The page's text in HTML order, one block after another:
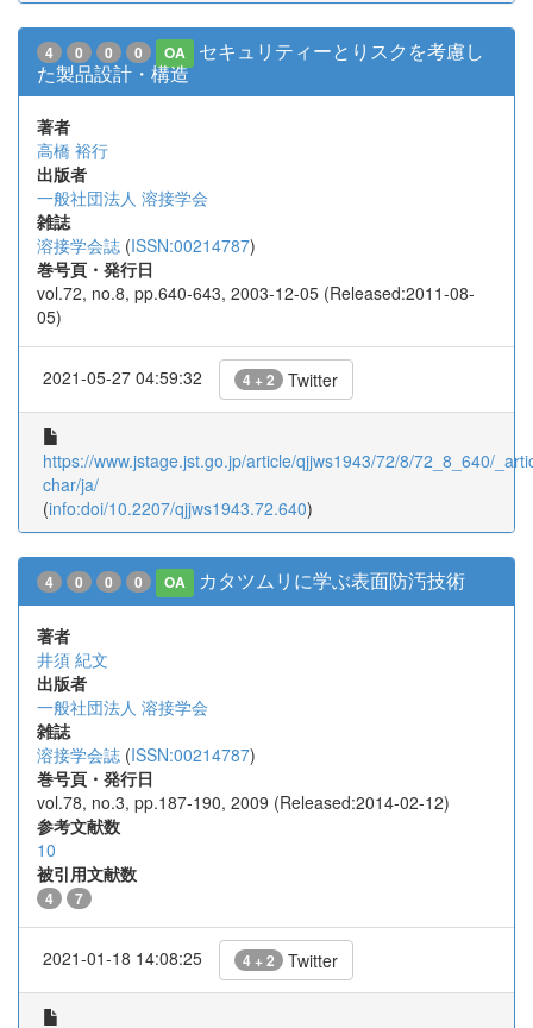
4 0 0 0 OA
セキュリティーとりスクを考慮し
た製品設計・構造
著者
高橋 裕行
出版者
一般社団法人 溶接学会
雑誌
溶接学会誌 (ISSN:00214787)
巻号頁・発行日
vol.72, no.8, pp.640-643, 2003-12-05 (Released:2011-08-
05)
2021-05-27 04:59:32 4 + 2 Twitter
https://www.jstage.jst.go.jp/article/qjjws1943/72/8/72_8_640/
char/ja/
(info:doi/10.2207/qjjws1943.72.640)
4 0 0 0 OA カタツムリに学ぶ表面防汚技術
著者
井須 紀文
出版者
一般社団法人 溶接学会
雑誌
溶接学会誌 (ISSN:00214787)
巻号頁・発行日
vol.78, no.3, pp.187-190, 2009 (Released:2014-02-12)
参考文献数
10
被引用文献数
4 7
2021-01-18 14:08:25 4 + 2 Twitter